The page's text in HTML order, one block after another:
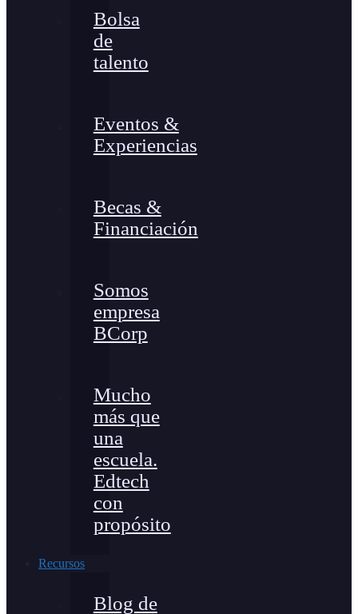
Bolsa
de
talento
Eventos &
Experiencias
Becas &
Financiación
Somos
empresa
BCorp
Mucho
más que
una
escuela.
Edtech
con
propósito
Recursos
Blog de